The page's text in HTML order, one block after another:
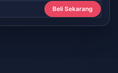
Beli Sekarang